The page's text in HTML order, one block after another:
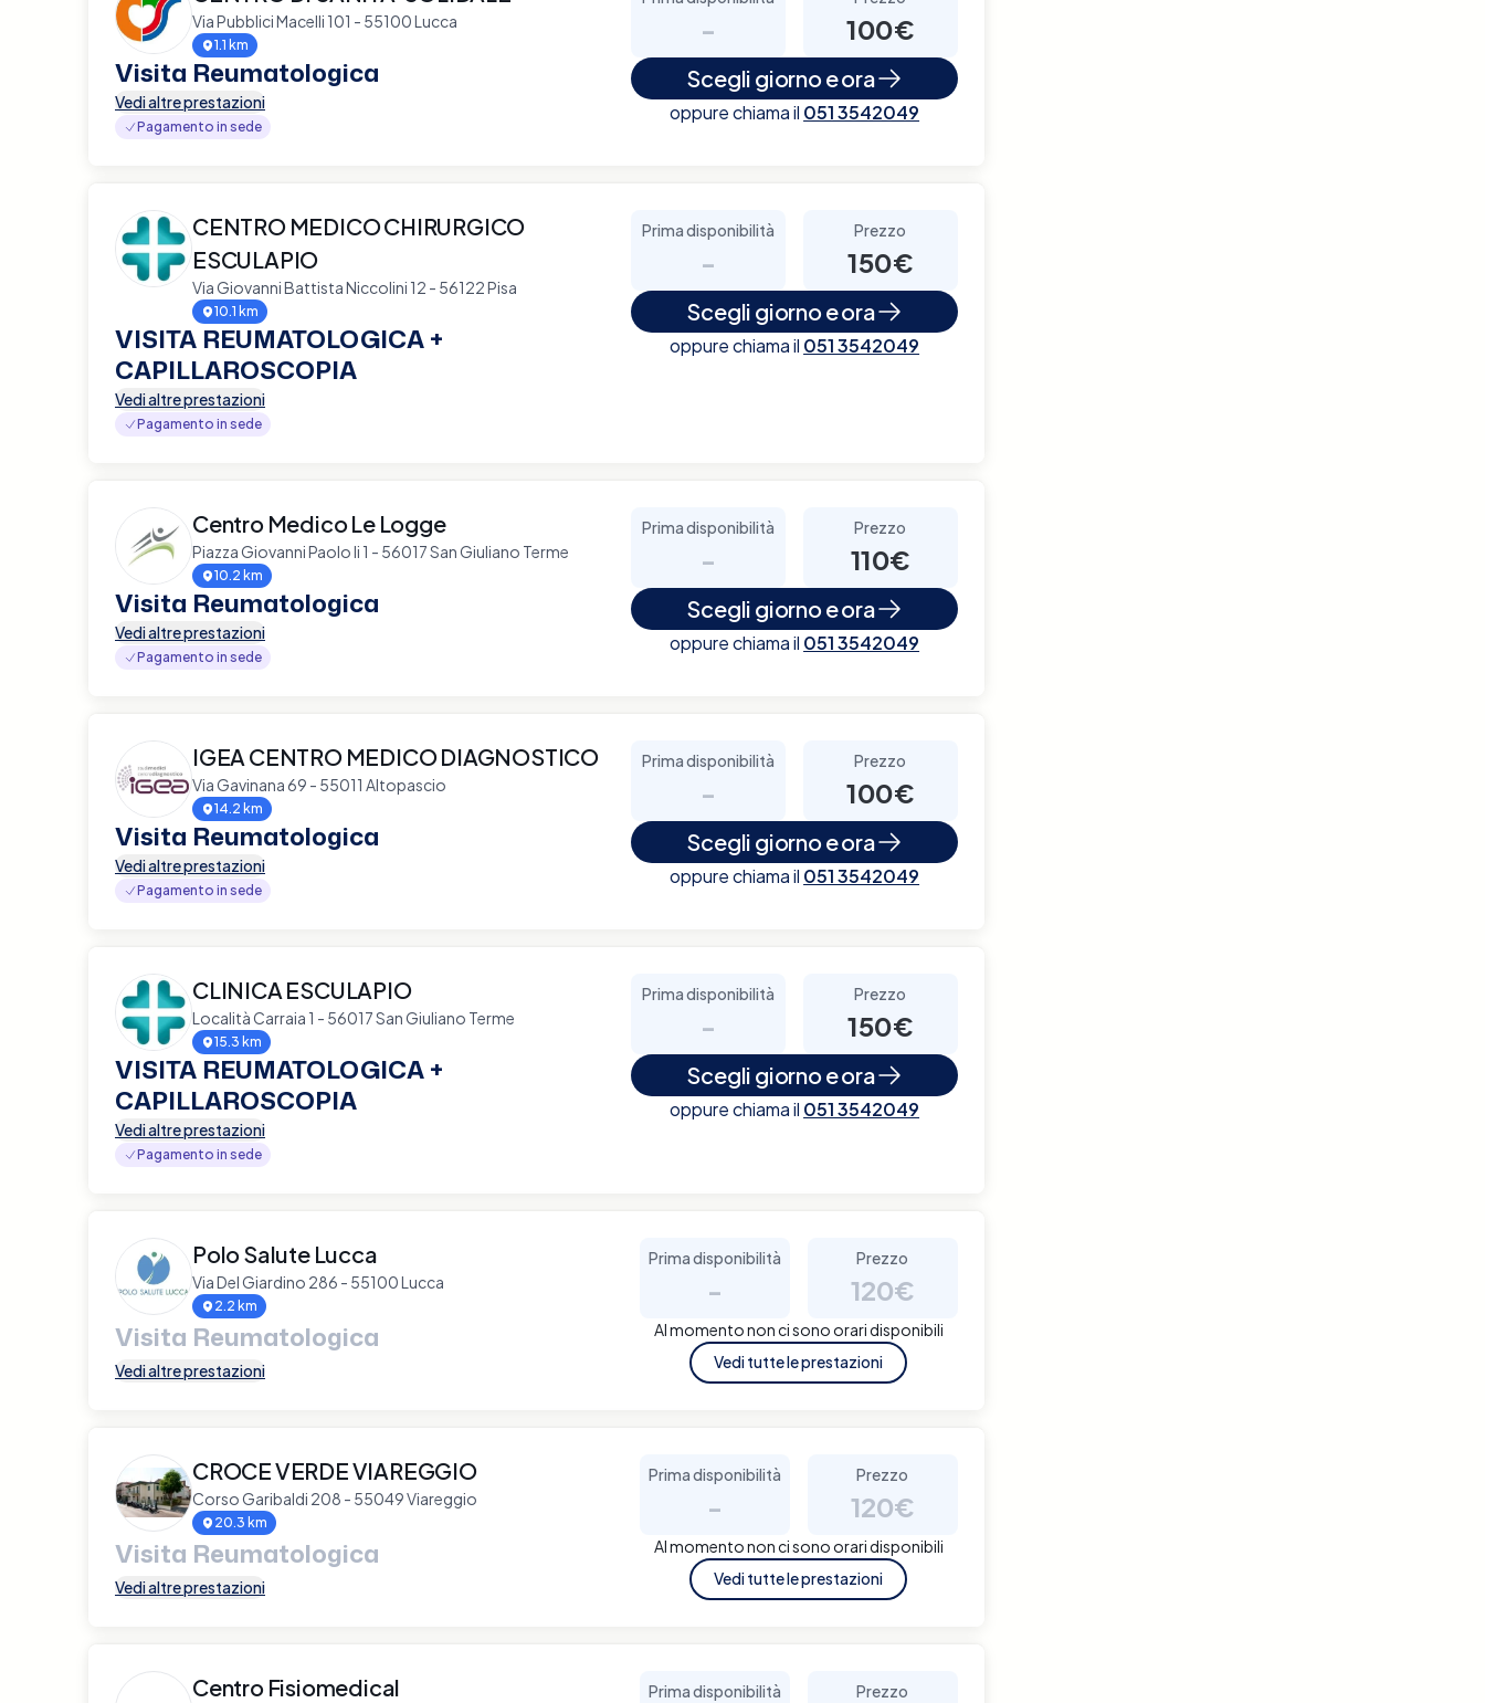
Via Pubblici Macelli 101 - 55100 Lucca
1.1 km
Visita Reumatologica
Vedi altre prestazioni
Pagamento in sede
- 100€
Scegli giorno e ora
oppure chiama il 051 3542049
CENTRO MEDICO CHIRURGICO
ESCULAPIO
Via Giovanni Battista Niccolini 12 - 56122 Pisa
10.1 km
VISITA REUMATOLOGICA +
CAPILLAROSCOPIA
Vedi altre prestazioni
Pagamento in sede
Prima disponibilità
-
Prezzo
150€
Scegli giorno e ora
oppure chiama il 051 3542049
Centro Medico Le Logge
Piazza Giovanni Paolo Ii 1 - 56017 San Giuliano Terme
10.2 km
Visita Reumatologica
Vedi altre prestazioni
Pagamento in sede
Prima disponibilità
-
Prezzo
110€
Scegli giorno e ora
oppure chiama il 051 3542049
IGEA CENTRO MEDICO DIAGNOSTICO
Via Gavinana 69 - 55011 Altopascio
14.2 km
Visita Reumatologica
Vedi altre prestazioni
Pagamento in sede
Prima disponibilità
-
Prezzo
100€
Scegli giorno e ora
oppure chiama il 051 3542049
CLINICA ESCULAPIO
Località Carraia 1 - 56017 San Giuliano Terme
15.3 km
VISITA REUMATOLOGICA +
CAPILLAROSCOPIA
Vedi altre prestazioni
Pagamento in sede
Prima disponibilità
-
Prezzo
150€
Scegli giorno e ora
oppure chiama il 051 3542049
Polo Salute Lucca
Via Del Giardino 286 - 55100 Lucca
2.2 km
Visita Reumatologica
Vedi altre prestazioni
Prima disponibilità
-
Prezzo
120€
Al momento non ci sono orari disponibili
Vedi tutte le prestazioni
CROCE VERDE VIAREGGIO
Corso Garibaldi 208 - 55049 Viareggio
20.3 km
Visita Reumatologica
Vedi altre prestazioni
Prima disponibilità
-
Prezzo
120€
Al momento non ci sono orari disponibili
Vedi tutte le prestazioni
Centro Fisiomedical Prima disponibilità Prezzo